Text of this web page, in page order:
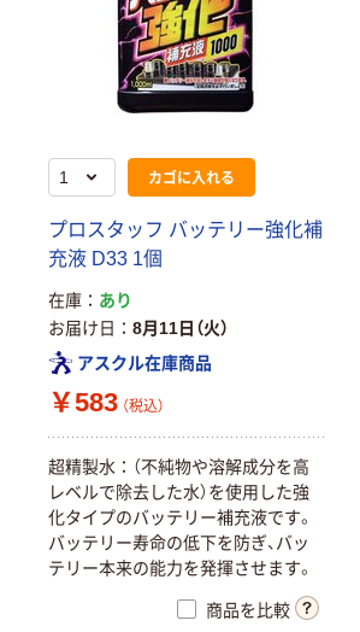
カゴに入れる
プロスタッフ バッテリー強化補
充液 D33 1個
在庫
あり
お届け日
8月11日（火）
アスクル在庫商品
￥583 （税込）
超精製水：（不純物や溶解成分を高
レベルで除去した水）を使用した強
化タイプのバッテリー補充液です。
バッテリー寿命の低下を防ぎ、バッ
テリー本来の能力を発揮させます。
商品を比較
グリ-スオ
-AFE-
6,288~
クラクスーパ
クーラント2L
河薬品工業
942~ （税込）
（税込）
グリススプレー
￥1,266~
（税込）
アズワン 医療介
護施設運営備品
ファイナルイン